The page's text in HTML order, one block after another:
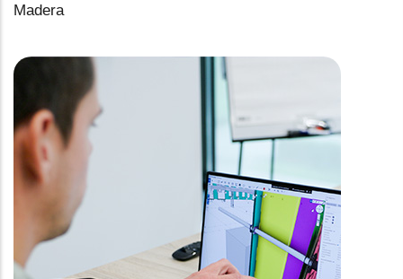
Madera